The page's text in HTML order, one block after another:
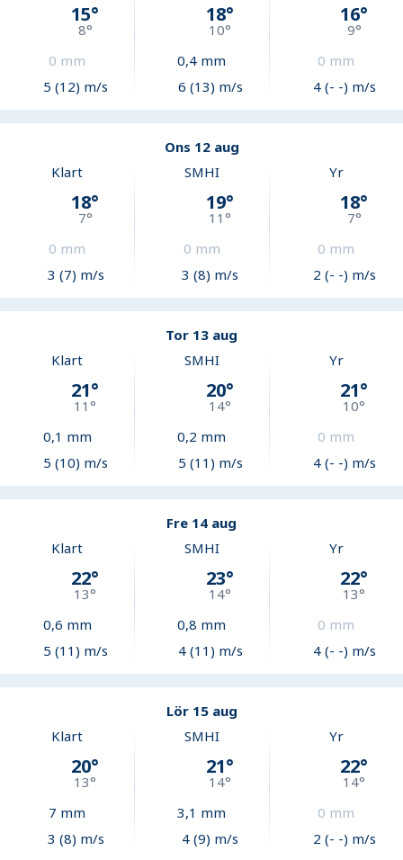
15°
8°
0 mm
5 (12) m/s
18°
10°
0,4 mm
6 (13) m/s
16°
9°
0 mm
4 (- -) m/s
Ons 12 aug
Klart
18°
7°
0 mm
3 (7) m/s
SMHI
19°
11 °
0 mm
3 (8) m/s
Yr
18°
7°
0 mm
2 (- -) m/s
Tor 13 aug
Klart
21°
11°
0,1 mm
5 (10) m/s
SMHI
20°
14°
0,2 mm
5 (11) m/s
Yr
21°
10°
0 mm
4 (- -) m/s
Fre 14 aug
Klart
22°
13°
0,6 mm
5 (11) m/s
SMHI
23°
14°
0,8 mm
4 (11) m/s
Yr
22°
13°
0 mm
4 (- -) m/s
Lör 15 aug
Klart
20°
13°
7 mm
3 (8) m/s
SMHI
21°
14°
3,1 mm
4 (9) m/s
Yr
22°
14°
0 mm
2 (- -) m/s